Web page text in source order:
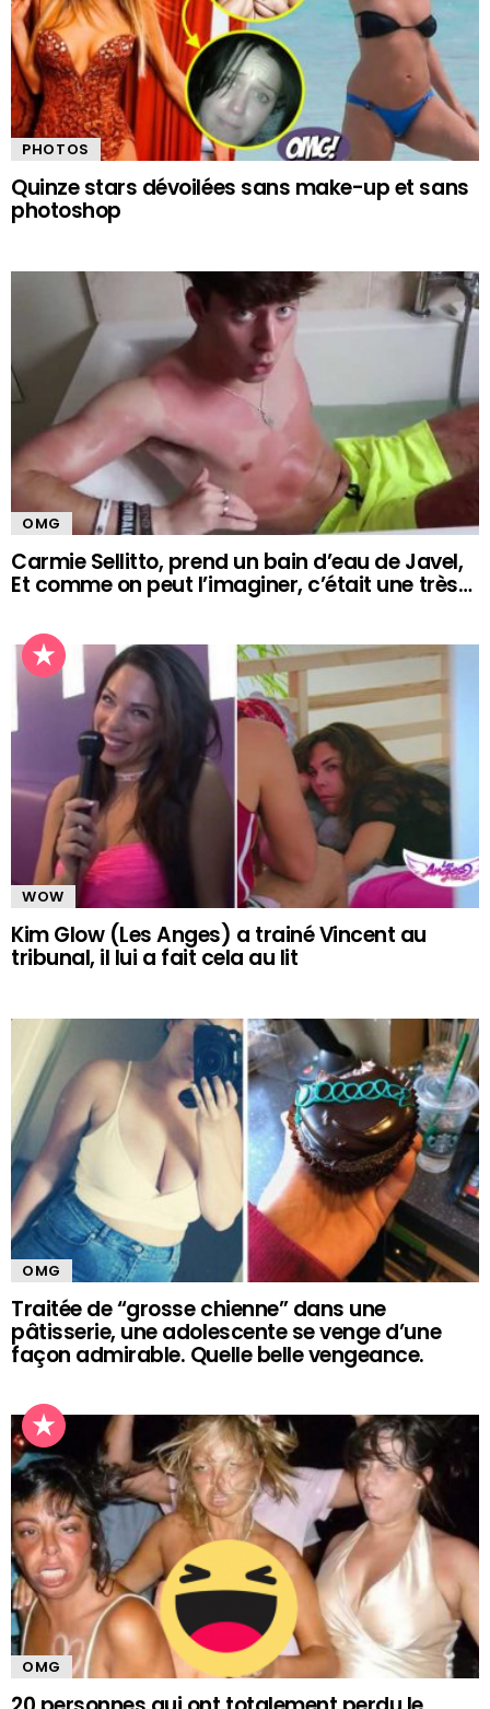
PHOTOS
Quinze stars dévoilées sans make-up et sans
photoshop
OMG
Carmie Sellitto, prend un bain d’eau de Javel,
Et comme on peut l’imaginer, c’était une très…
WOW
Kim Glow (Les Anges) a trainé Vincent au
tribunal, il lui a fait cela au lit
OMG
Traitée de “grosse chienne” dans une
pâtisserie, une adolescente se venge d’une
façon admirable. Quelle belle vengeance.
OMG